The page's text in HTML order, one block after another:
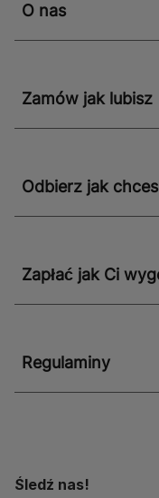
O nas
Zamów jak lubisz
Odbierz jak
Zapłać jak Ci
Regulaminy
Śledź nas!